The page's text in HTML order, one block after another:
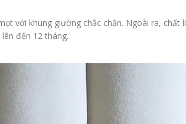
với khung giường chắc chắn. Ngoài ra,
đến 12 tháng.